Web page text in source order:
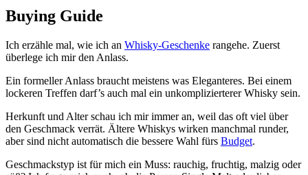
Buying Guide
Ich erzähle mal, wie ich an Whisky-Geschenke rangehe. Zuerst
überlege ich mir den Anlass.
Ein formeller Anlass braucht meistens was Eleganteres. Bei einem
lockeren Treffen darf’s auch mal ein unkomplizierterer Whisky sein.
Herkunft und Alter schau ich mir immer an, weil das oft viel über
den Geschmack verrät. Ältere Whiskys wirken manchmal runder,
aber sind nicht automatisch die bessere Wahl fürs Budget.
Geschmackstyp ist für mich ein Muss: rauchig, fruchtig, malzig oder